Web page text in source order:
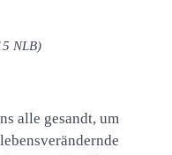
NLB)
alle gesandt, um